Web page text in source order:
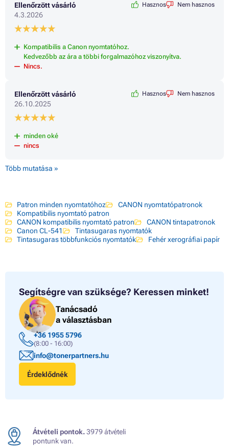
Ellenőrzött vásárló
4.3.2026
Hasznos Nem hasznos
Kompatibilis a Canon nyomtatóhoz.
Kedvezőbb az ára a többi forgalmazóhoz viszonyítva.
Nincs.
Ellenőrzött vásárló
26.10.2025
Hasznos Nem hasznos
minden oké
nincs
Több mutatása »
Patron minden nyomtatóhoz
CANON nyomtatópatronok
Kompatibilis nyomtató patron
CANON kompatibilis nyomtató patron
CANON tintapatronok
Canon CL-541
Tintasugaras nyomtatók
Tintasugaras többfunkciós nyomtatók
Fehér xerográfiai papír
Segítségre van szüksége? Keressen minket!
Tanácsadó
a választásban
+36 1955 5796
(8:00 - 16:00)
info@tonerpartners.hu
Érdeklődnék
Átvételi pontok.3979 átvételi
pontunk van.